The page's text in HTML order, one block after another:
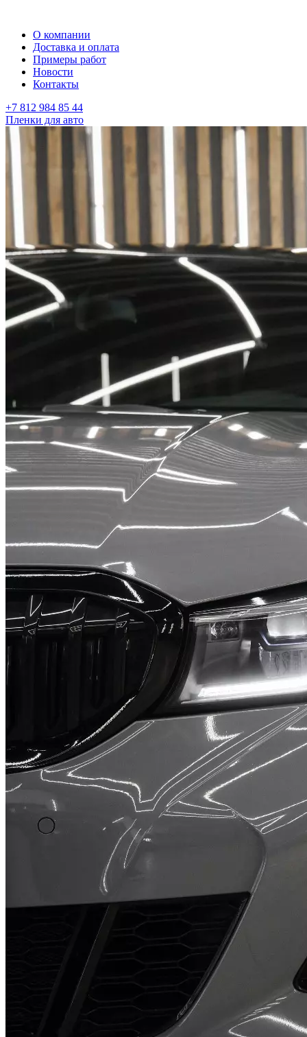
О компании
Доставка и оплата
Примеры работ
Новости
Контакты
+7 812 984 85 44
Пленки для авто